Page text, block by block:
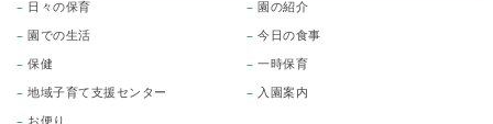
日々の保育 園の紹介
園での生活 今日の食事
保健 一時保育
地域子育て支援センター 入園案内